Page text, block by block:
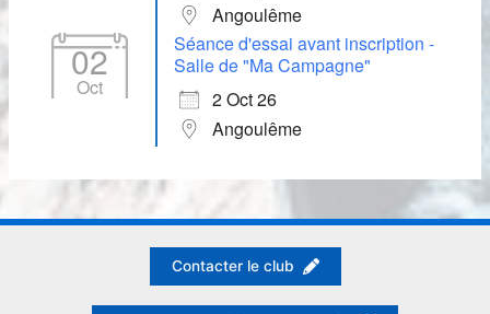
Angoulême
02
Oct
Séance d'essai avant inscription -
Salle de "Ma Campagne"
2 Oct 26
Angoulême
Contacter le club